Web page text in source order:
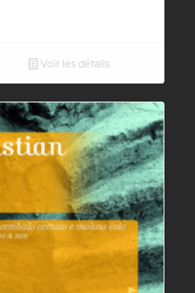
Voir les détails